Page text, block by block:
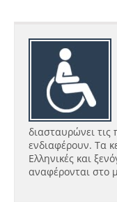
διασταυρώνει τις
ενδιαφέρουν. Τα
Ελληνικές και
αναφέρονται στο